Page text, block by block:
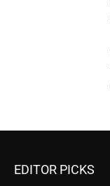
EDITOR PICKS